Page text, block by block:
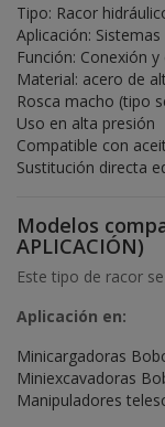
Tipo: Racor
Aplicación:
Función: Conexión
Material: acero de
Rosca macho (tipo
Uso en alta presión
Compatible con
Sustitución directa
Modelos
APLICACIÓN)
Este tipo de racor
Aplicación en:
Minicargadoras
Miniexcavadoras
Manipuladores